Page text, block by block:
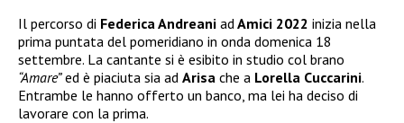
Il percorso di Federica Andreani adAmici 2022 inizia nella
prima puntata del pomeridiano in onda domenica 18
settembre. La cantante si è esibito in studio col brano
“Amare”ed è piaciuta sia ad Arisa che a Lorella Cuccarini.
Entrambe le hanno offerto un banco, ma lei ha deciso di
lavorare con la prima.